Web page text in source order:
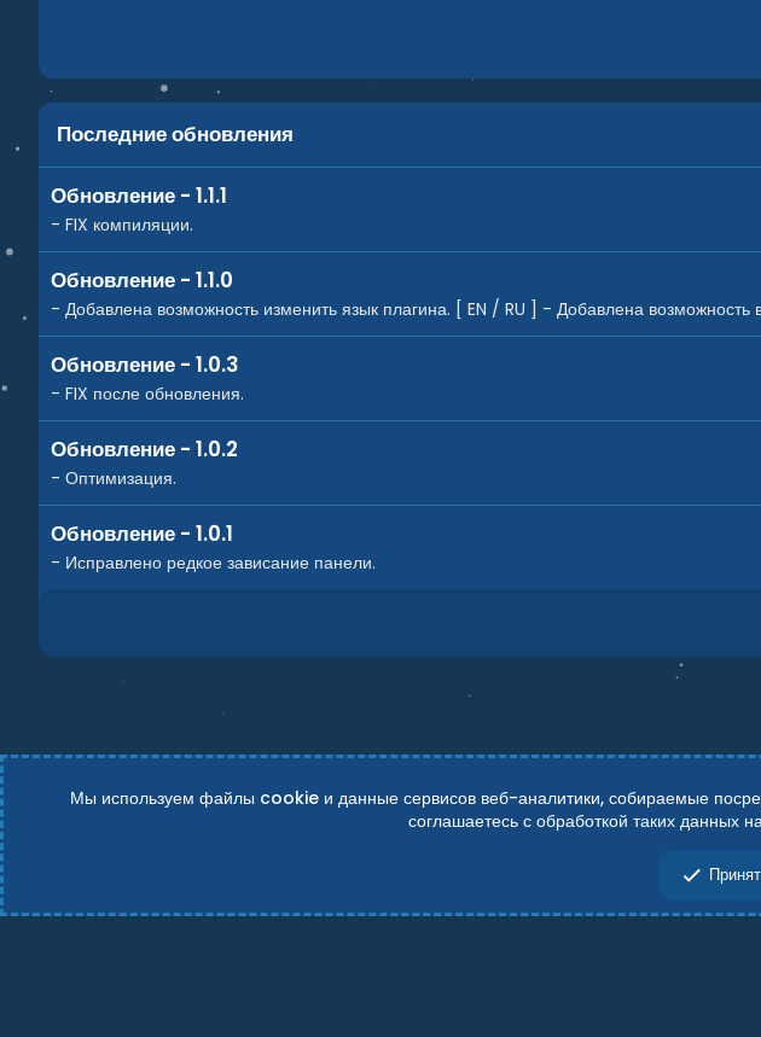
Последние обновления
Обновление - 1.1.1
- FIX компиляции.
Обновление - 1.1.0
- Добавлена возможность изменить язык плагина. [ EN / RU ] - Добавлена возможность
Обновление - 1.0.3
- FIX после обновления.
Обновление - 1.0.2
- Оптимизация.
Обновление - 1.0.1
- Исправлено редкое зависание панели.
S
Мы используем файлы cookie и данные сервисов веб-аналитики, собираемые
соглашаетесь с обработкой таких